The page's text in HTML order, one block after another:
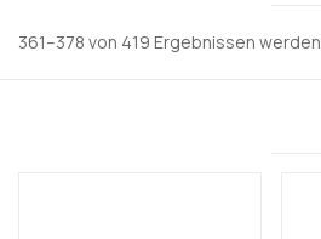
361–378 von 419 Ergebnissen